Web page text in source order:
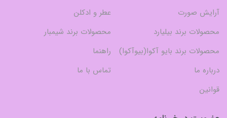
آرایش صورت
عطر و ادکلن
محصولات برند بیلیارد
محصولات برند شیمبار
محصولات برند بایو آکوا(بیوآکوا)
راهنما
درباره ما
تماس با ما
قوانین